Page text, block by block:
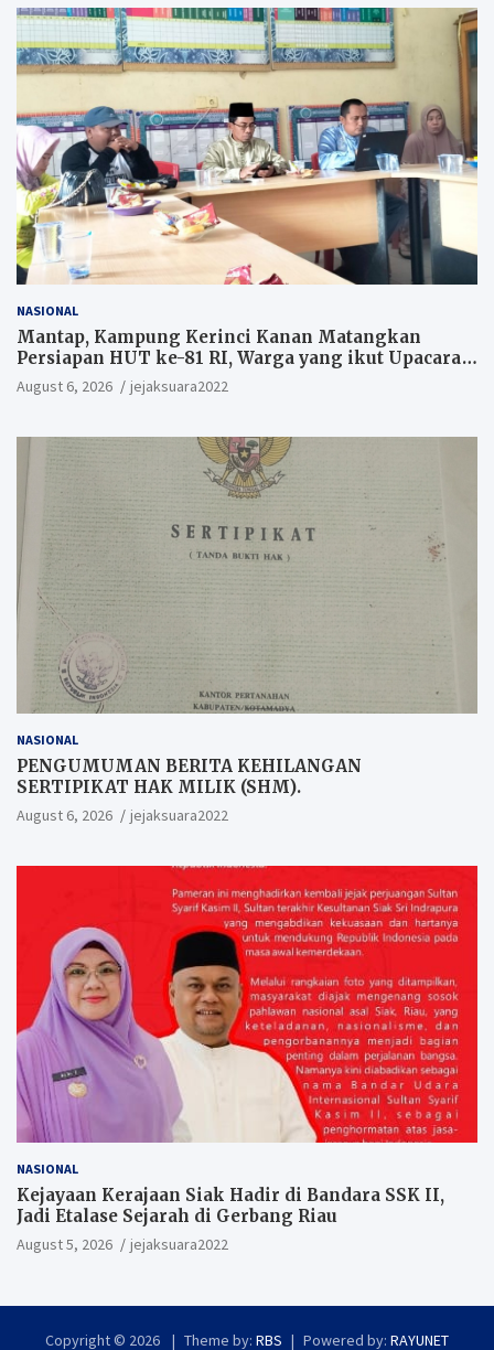
NASIONAL
Mantap, Kampung Kerinci Kanan Matangkan
Persiapan HUT ke-81 RI, Warga yang ikut Upacara
Berkesempatan Raih Hadiah
August 6, 2026 jejaksuara2022
NASIONAL
PENGUMUMAN BERITA KEHILANGAN
SERTIPIKAT HAK MILIK (SHM).
August 6, 2026 jejaksuara2022
NASIONAL
Kejayaan Kerajaan Siak Hadir di Bandara SSK II,
Jadi Etalase Sejarah di Gerbang Riau
August 5, 2026 jejaksuara2022
Copyright © 2026 Theme by: RBS Powered by: RAYUNET